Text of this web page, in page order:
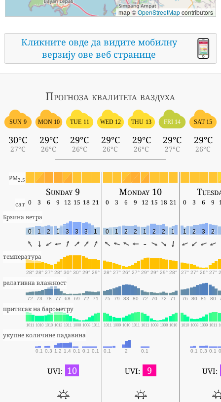
map ©OpenStreetMapcontributors
Кликните овде да видите мобилну
верзију ове веб странице
Прогноза квалитета ваздуха
SUN 9
30°C
27°C
MON 10
29°C
26°C
TUE 11
29°C
26°C
WED 12
29°C
26°C
THU 13
29°C
26°C
FRI 14
29°C
27°C
SAT 15
29°C
26°C
PM2.5
Sunday 9 Monday 10
сат 0 3 6 9 12 15 18 21 0 3 6 9 12 15 18 21 0 3 6 9
Брзина ветра
0 1 2 1 3 3 3 1 0 1 2 2 1 2 2 1 1 2 3 2
-
температура
28° 28° 27° 28° 30° 30° 29° 29° 28° 27° 26° 27° 29° 29° 29° 28° 27° 27° 26° 27°
релативна влажност
72 73 78 77 68 69 72 71 75 79 83 80 72 70 72 71 76 80 85 80
притисак на барометру
1011 1010 1010 1012 1011 1008 1008 1011 1011 1009 1010 1011 1011 1008 1008 1010 1010 1008 1009 1011
укупне количине падавина
0.1 0.3 1.2 1.4 0.1 0.1 0.1 0.1 2 0.1 0.1 0.3 0.1
UVI: 10 UVI: 9 UVI: